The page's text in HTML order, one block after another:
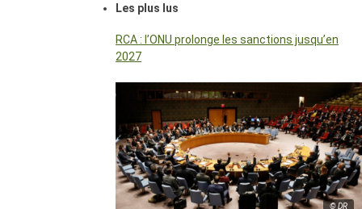
Les plus lus
RCA : l’ONU prolonge les sanctions jusqu’en
2027
© DR